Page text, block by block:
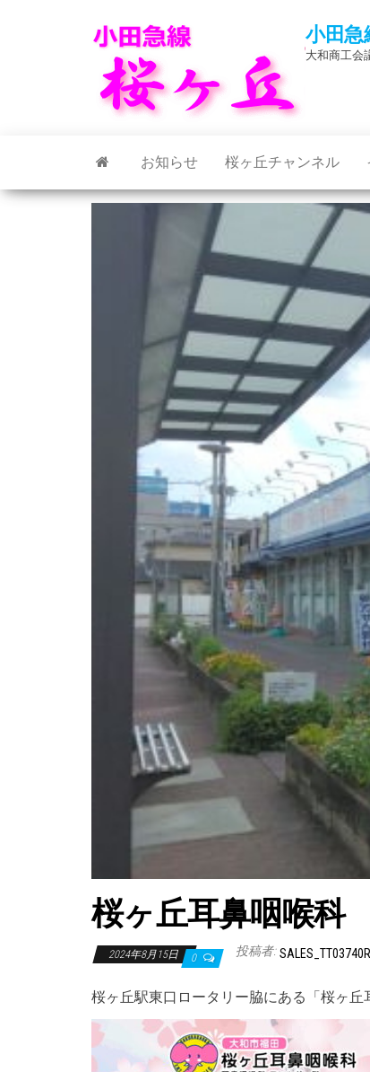
小田急
大和商工会
お知らせ 桜ヶ丘チャンネル
桜ヶ丘耳鼻咽喉
2024年8月15日 0 投稿者: SALES_TT03740R
桜ヶ丘駅東口ロータリー脇にある「桜ヶ丘